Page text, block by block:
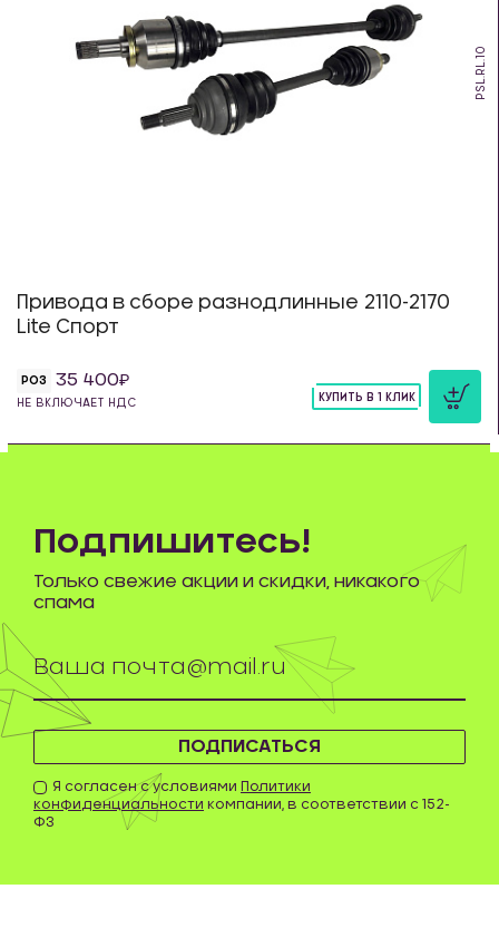
PSL.RL.10
Привода в сборе разнодлинные 2110-2170
Lite Спорт
РОЗ 35 400
НЕ ВКЛЮЧАЕТ НДС
КУПИТЬ В 1 КЛИК
ПОДПИСАТЬСЯ
Я согласен с условиями Политики
конфиденциальности компании, в соответствии с 152-
ФЗ
Подпишитесь!
Только свежие акции и скидки, никакого
спама